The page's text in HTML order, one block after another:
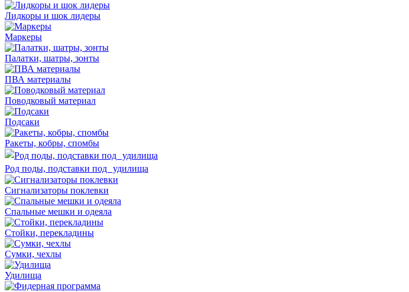
Лидкоры и шок лидеры
Маркеры
Палатки, шатры, зонты
ПВА материалы
Поводковый материал
Подсаки
Ракеты, кобры, спомбы
Род поды, подставки под удилища
Сигнализаторы поклевки
Спальные мешки и одеяла
Стойки, перекладины
Сумки, чехлы
Удилища